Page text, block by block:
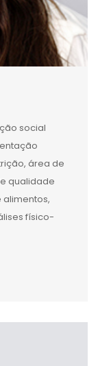
social
área de
qualidade
físico-